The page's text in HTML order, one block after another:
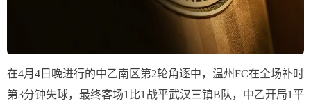
在4月4日晚进行的中乙南区第2轮角逐中，温州FC在全场补时
第3分钟失球，最终客场1比1战平武汉三镇B队，中乙开局1平